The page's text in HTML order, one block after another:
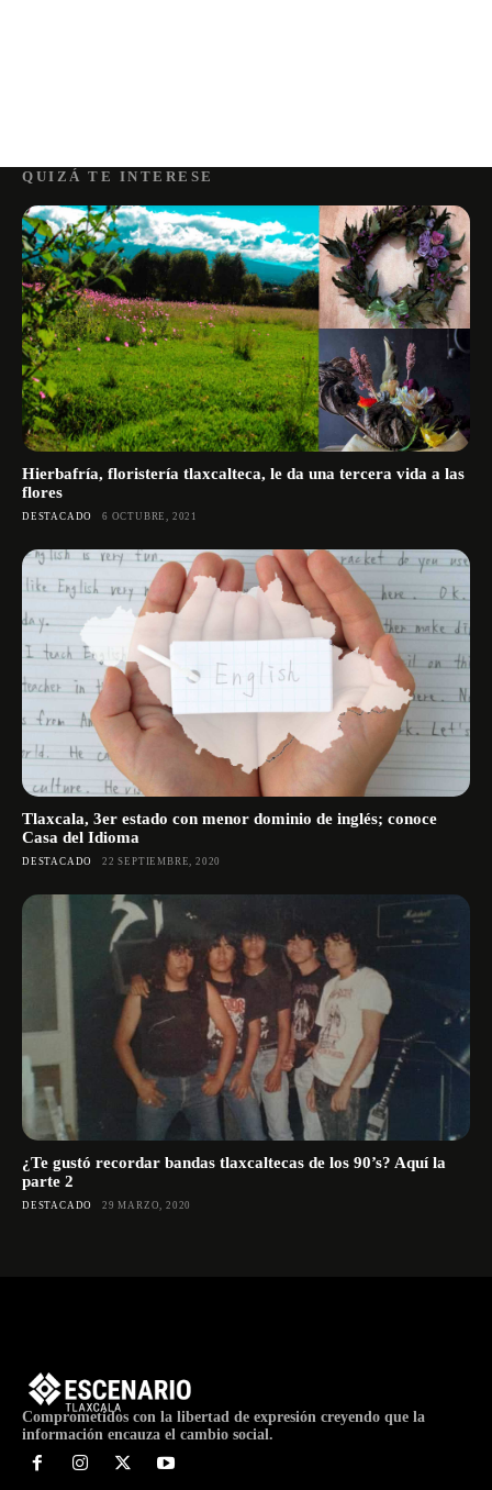
QUIZÁ TE INTERESE
Hierbafría, floristería tlaxcalteca, le da una tercera vida a las
flores
DESTACADO 6 OCTUBRE, 2021
Tlaxcala, 3er estado con menor dominio de inglés; conoce
Casa del Idioma
DESTACADO 22 SEPTIEMBRE, 2020
¿Te gustó recordar bandas tlaxcaltecas de los 90’s? Aquí la
parte 2
DESTACADO 29 MARZO, 2020
Comprometidos con la libertad de expresión creyendo que la
información encauza el cambio social.